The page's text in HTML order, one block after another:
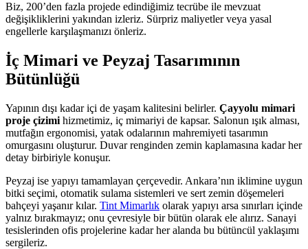
Biz, 200’den fazla projede edindiğimiz tecrübe ile mevzuat
değişikliklerini yakından izleriz. Sürpriz maliyetler veya yasal
engellerle karşılaşmanızı önleriz.
İç Mimari ve Peyzaj Tasarımının
Bütünlüğü
Yapının dışı kadar içi de yaşam kalitesini belirler. Çayyolu mimari
proje çizimi hizmetimiz, iç mimariyi de kapsar. Salonun ışık alması,
mutfağın ergonomisi, yatak odalarının mahremiyeti tasarımın
omurgasını oluşturur. Duvar renginden zemin kaplamasına kadar her
detay birbiriyle konuşur.
Peyzaj ise yapıyı tamamlayan çerçevedir. Ankara’nın iklimine uygun
bitki seçimi, otomatik sulama sistemleri ve sert zemin döşemeleri
bahçeyi yaşanır kılar. Tint Mimarlık olarak yapıyı arsa sınırları içinde
yalnız bırakmayız; onu çevresiyle bir bütün olarak ele alırız. Sanayi
tesislerinden ofis projelerine kadar her alanda bu bütüncül yaklaşımı
sergileriz.